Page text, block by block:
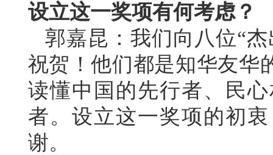
设立这一奖项有何考虑？
郭嘉昆：我们向八位“
祝贺！他们都是知华友华
读懂中国的先行者、民
者。设立这一奖项的初
谢。